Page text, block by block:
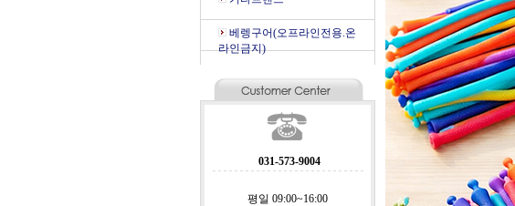
베렝구어(오프라인전용.온
라인금지)
031-573-9004
평일 09:00~16:00